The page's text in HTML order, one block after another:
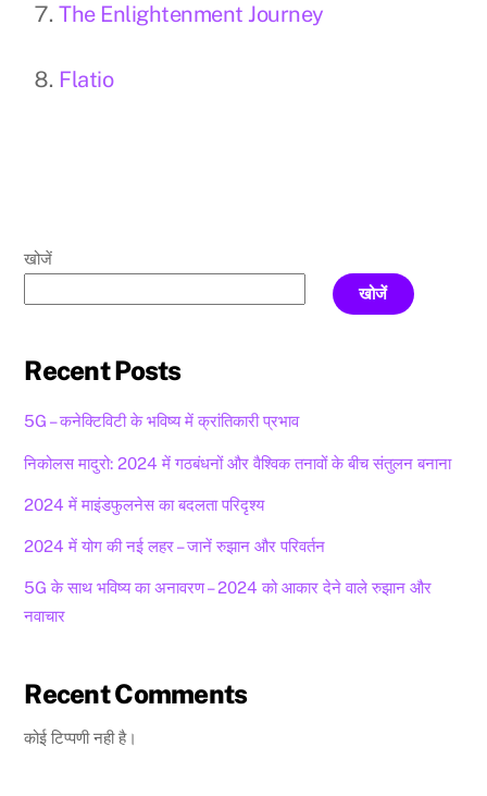
The Enlightenment Journey
Flatio
खोजें
खोजें
Recent Posts
5G – कनेक्टिविटी के भविष्य में क्रांतिकारी प्रभाव
निकोलस मादुरो: 2024 में गठबंधनों और वैश्विक तनावों के बीच संतुलन बनाना
2024 में माइंडफुलनेस का बदलता परिदृश्य
2024 में योग की नई लहर – जानें रुझान और परिवर्तन
5G के साथ भविष्य का अनावरण – 2024 को आकार देने वाले रुझान और
नवाचार
Recent Comments
कोई टिप्पणी नही है।